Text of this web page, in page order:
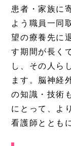
患者・家族に
よう職員一同
望の療養先に
す期間が長く
し、その人ら
ます。脳神経
の知識・技術
にとって、よ
看護師ととも